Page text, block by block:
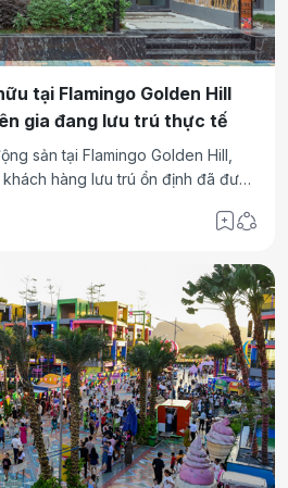
tại Flamingo Golden Hill
gia đang lưu trú thực tế
sản tại Flamingo Golden Hill,
hàng lưu trú ổn định đã được
là minh chứng cho tiềm năng